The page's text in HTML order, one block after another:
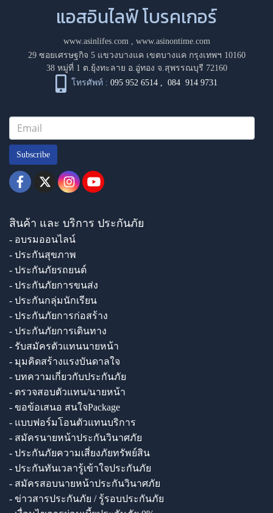
แอสอินไลฟ์ โบรคเกอร์
www.asinlifes.com, www.asinontime.com
29 ซอยเศรษฐกิจ 5 แขวงบางแค เขตบางแค กรุงเทพฯ 10160
38 หมู่ที่ 1 ต.ยุ้งทะลาย อ.อู่ทอง จ.สุพรรณบุรี 72160
โทรศัพท์ : 095 952 6514 ,084 914 9731
Subscribe
สินค้า และ บริการ ประกันภัย
- อบรมออนไลน์
- ประกันสุขภาพ
- ประกันภัยรถยนต์
- ประกันภัยการขนส่ง
- ประกันกลุ่มนักเรียน
- ประกันภัยการก่อสร้าง
- ประกันภัยการเดินทาง
- รับสมัครตัวแทนนายหน้า
- มุมคิดสร้างแรงบันดาลใจ
- บทความเกี่ยวกับประกันภัย
- ตรวจสอบตัวแทน/นายหน้า
- ขอข้อเสนอ สนใจPackage
- แบบฟอร์มโอนตัวแทนบริการ
- สมัครนายหน้าประกันวินาศภัย
- ประกันภัยความเสี่ยงภัยทรัพย์สิน
- ประกันทันเวลารู้เข้าใจประกันภัย
- สมัครสอบนายหน้าประกันวินาศภัย
- ข่าวสารประกันภัย / รู้รอบประกันภัย